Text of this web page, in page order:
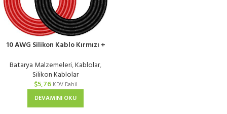
10 AWG Silikon Kablo Kırmızı +
Batarya Malzemeleri,Kablolar,
Silikon Kablolar
$5,76 KDV Dahil
DEVAMINI OKU